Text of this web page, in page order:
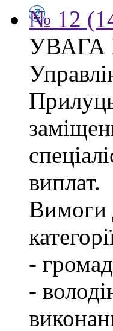
№ 12
УВАГА
виплат.
Вимоги
-
-